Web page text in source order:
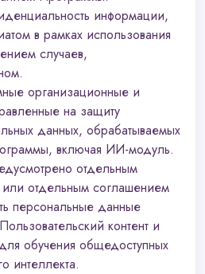
информации,
в рамках использования
случаев,
организационные и
на защиту
данных, обрабатываемых
включая ИИ-модуль.
отдельным
отдельным соглашением
персональные данные
контент и
обучения общедоступных
интеллекта.